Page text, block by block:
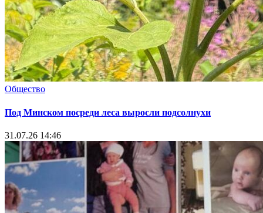
Общество
Под Минском посреди леса выросли подсолнухи
31.07.26 14:46